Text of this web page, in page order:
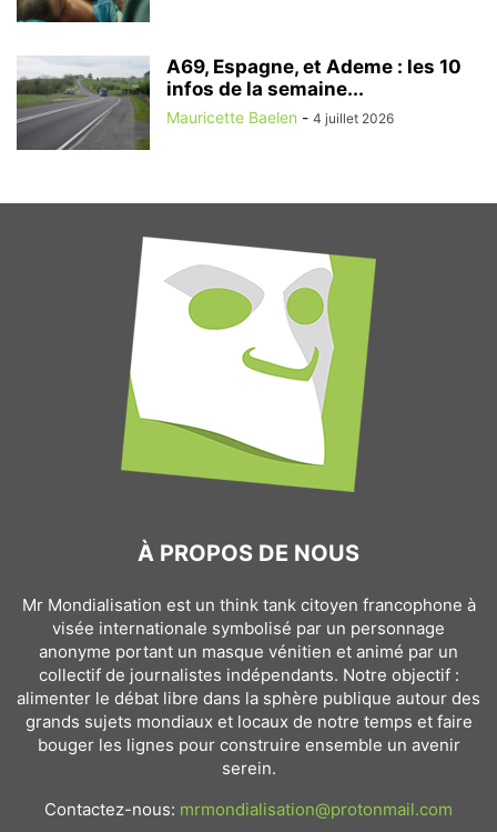
A69, Espagne, et Ademe : les 10
infos de la semaine...
Mauricette Baelen - 4 juillet 2026
À PROPOS DE NOUS
Mr Mondialisation est un think tank citoyen francophone à
visée internationale symbolisé par un personnage
anonyme portant un masque vénitien et animé par un
collectif de journalistes indépendants. Notre objectif :
alimenter le débat libre dans la sphère publique autour des
grands sujets mondiaux et locaux de notre temps et faire
bouger les lignes pour construire ensemble un avenir
serein.
Contactez-nous: mrmondialisation@protonmail.com